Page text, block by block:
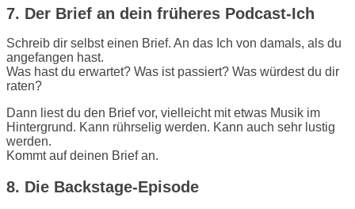
7. Der Brief an dein früheres Podcast-Ich
Schreib dir selbst einen Brief. An das Ich von damals, als du
angefangen hast.
Was hast du erwartet? Was ist passiert? Was würdest du dir
raten?
Dann liest du den Brief vor, vielleicht mit etwas Musik im
Hintergrund. Kann rührselig werden. Kann auch sehr lustig
werden.
Kommt auf deinen Brief an.
8. Die Backstage-Episode